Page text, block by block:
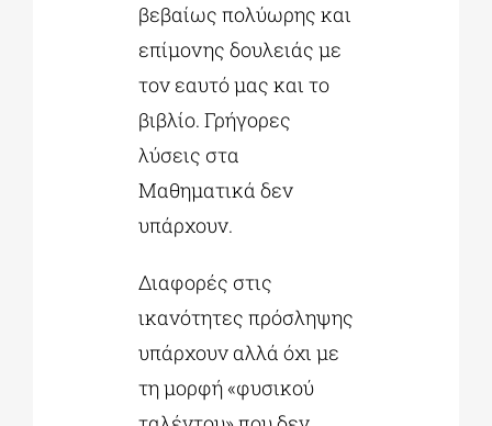
βεβαίως πολύωρης και
επίμονης δουλειάς με
τον εαυτό μας και το
βιβλίο. Γρήγορες
λύσεις στα
Μαθηματικά δεν
υπάρχουν.
Διαφορές στις
ικανότητες πρόσληψης
υπάρχουν αλλά όχι με
τη μορφή «φυσικού